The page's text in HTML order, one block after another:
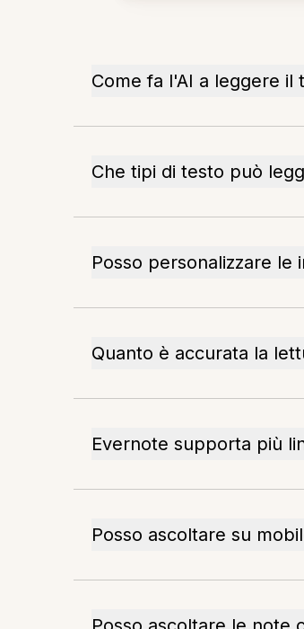
Come fa l'AI a leggere il
Che tipi di testo può
Posso personalizzare le
Quanto è accurata la
Evernote supporta più
Posso ascoltare su